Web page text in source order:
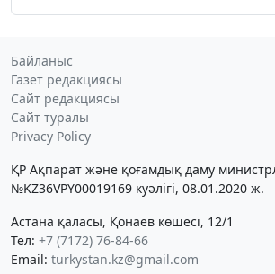
Байланыс
Газет редакциясы
Сайт редакциясы
Сайт туралы
Privacy Policy
ҚР Ақпарат және қоғамдық даму
№KZ36VPY00019169 куәлігі, 08.01.2020 ж.
Астана қаласы, Қонаев көшесі, 12/1
Тел: +7 (7172) 76-84-66
Email: turkystan.kz@gmail.com